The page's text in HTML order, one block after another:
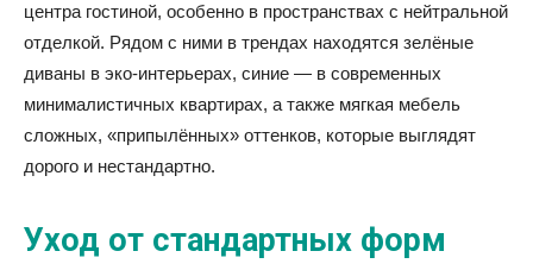
центра гостиной, особенно в пространствах с нейтральной
отделкой. Рядом с ними в трендах находятся зелёные
диваны в эко-интерьерах, синие — в современных
минималистичных квартирах, а также мягкая мебель
сложных, «припылённых» оттенков, которые выглядят
дорого и нестандартно.
Уход от стандартных форм